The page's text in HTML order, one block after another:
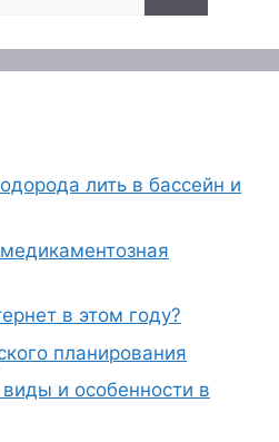
лить в бассейн и
в этом году?
планирования
и особенности в